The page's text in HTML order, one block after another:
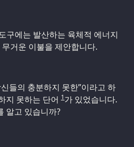
구에는 발산하는 육체적 에너지
거운 이불을 제안합니다.
들의 충분하지 못한”이라고 하
지 못하는 단어 1가 있었습니다.
알고 있습니까?